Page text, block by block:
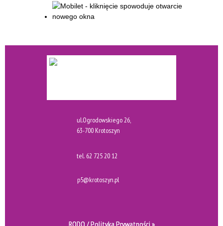
ul.Ogrodowskiego 26,
63-700 Krotoszyn
tel. 62 725 20 12
p5@krotoszyn.pl